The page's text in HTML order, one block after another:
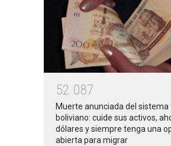
52 087
Muerte anunciada del sistema
boliviano: cuide sus activos,
dólares y siempre tenga una
abierta para migrar